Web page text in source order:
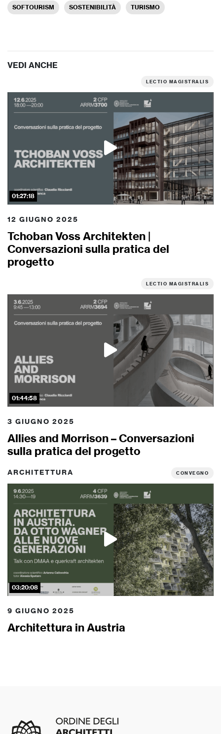
SOFTOURISM SOSTENIBILITÀ TURISMO
VEDI ANCHE
LECTIO MAGISTRALIS
01:27:18
12 GIUGNO 2025
Tchoban Voss Architekten |
Conversazioni sulla pratica del
progetto
LECTIO MAGISTRALIS
01:44:58
3 GIUGNO 2025
Allies and Morrison – Conversazioni
sulla pratica del progetto
ARCHITETTURA CONVEGNO
03:20:08
9 GIUGNO 2025
Architettura in Austria